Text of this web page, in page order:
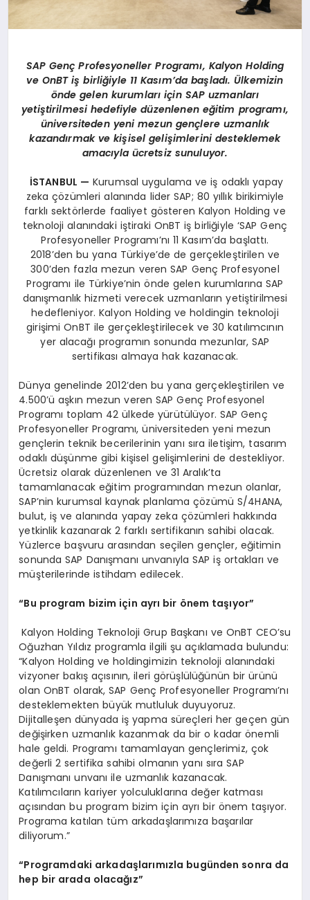
SAP Genç Profesyoneller Programı, Kalyon Holding
ve OnBT iş birliğiyle 11 Kasım’da başladı. Ülkemizin
önde gelen kurumları için SAP uzmanları
yetiştirilmesi hedefiyle düzenlenen eğitim programı,
üniversiteden yeni mezun gençlere uzmanlık
kazandırmak ve kişisel gelişimlerini desteklemek
amacıyla ücretsiz sunuluyor.
İSTANBUL — Kurumsal uygulama ve iş odaklı yapay
zeka çözümleri alanında lider SAP; 80 yıllık birikimiyle
farklı sektörlerde faaliyet gösteren Kalyon Holding ve
teknoloji alanındaki iştiraki OnBT iş birliğiyle ‘SAP Genç
Profesyoneller Programı’nı 11 Kasım’da başlattı.
2018’den bu yana Türkiye’de de gerçekleştirilen ve
300’den fazla mezun veren SAP Genç Profesyonel
Programı ile Türkiye’nin önde gelen kurumlarına SAP
danışmanlık hizmeti verecek uzmanların yetiştirilmesi
hedefleniyor. Kalyon Holding ve holdingin teknoloji
girişimi OnBT ile gerçekleştirilecek ve 30 katılımcının
yer alacağı programın sonunda mezunlar, SAP
sertifikası almaya hak kazanacak.
Dünya genelinde 2012’den bu yana gerçekleştirilen ve
4.500’ü aşkın mezun veren SAP Genç Profesyonel
Programı toplam 42 ülkede yürütülüyor. SAP Genç
Profesyoneller Programı, üniversiteden yeni mezun
gençlerin teknik becerilerinin yanı sıra iletişim, tasarım
odaklı düşünme gibi kişisel gelişimlerini de destekliyor.
Ücretsiz olarak düzenlenen ve 31 Aralık’ta
tamamlanacak eğitim programından mezun olanlar,
SAP’nin kurumsal kaynak planlama çözümü S/4HANA,
bulut, iş ve alanında yapay zeka çözümleri hakkında
yetkinlik kazanarak 2 farklı sertifikanın sahibi olacak.
Yüzlerce başvuru arasından seçilen gençler, eğitimin
sonunda SAP Danışmanı unvanıyla SAP iş ortakları ve
müşterilerinde istihdam edilecek.
“Bu program bizim için ayrı bir önem taşıyor”
Kalyon Holding Teknoloji Grup Başkanı ve OnBT CEO’su
Oğuzhan Yıldız programla ilgili şu açıklamada bulundu:
“Kalyon Holding ve holdingimizin teknoloji alanındaki
vizyoner bakış açısının, ileri görüşlülüğünün bir ürünü
olan OnBT olarak, SAP Genç Profesyoneller Programı’nı
desteklemekten büyük mutluluk duyuyoruz.
Dijitalleşen dünyada iş yapma süreçleri her geçen gün
değişirken uzmanlık kazanmak da bir o kadar önemli
hale geldi. Programı tamamlayan gençlerimiz, çok
değerli 2 sertifika sahibi olmanın yanı sıra SAP
Danışmanı unvanı ile uzmanlık kazanacak.
Katılımcıların kariyer yolculuklarına değer katması
açısından bu program bizim için ayrı bir önem taşıyor.
Programa katılan tüm arkadaşlarımıza başarılar
diliyorum.”
“Programdaki arkadaşlarımızla bugünden sonra da
hep bir arada olacağız”